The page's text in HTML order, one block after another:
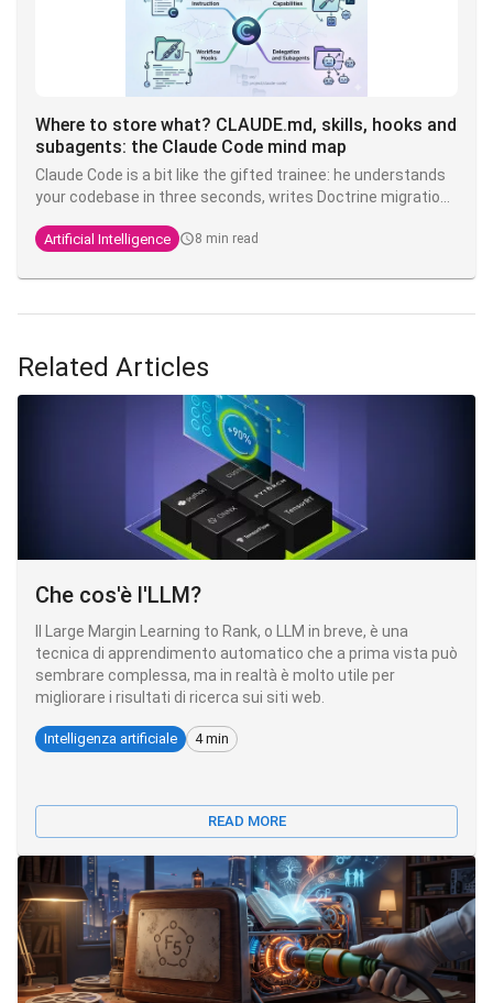
Where to store what? CLAUDE.md, skills, hooks and
subagents: the Claude Code mind map
Claude Code is a bit like the gifted trainee: he understands
your codebase in three seconds, writes Doctrine migrations
ten times that here we writeTEXT
each instruction in the right place.
Artificial Intelligence 8 min read
Related Articles
Che cos'è l'LLM?
Il Large Margin Learning to Rank, o LLM in breve, è una
tecnica di apprendimento automatico che a prima vista può
sembrare complessa, ma in realtà è molto utile per
migliorare i risultati di ricerca sui siti web.
Intelligenza artificiale 4 min
READ MORE